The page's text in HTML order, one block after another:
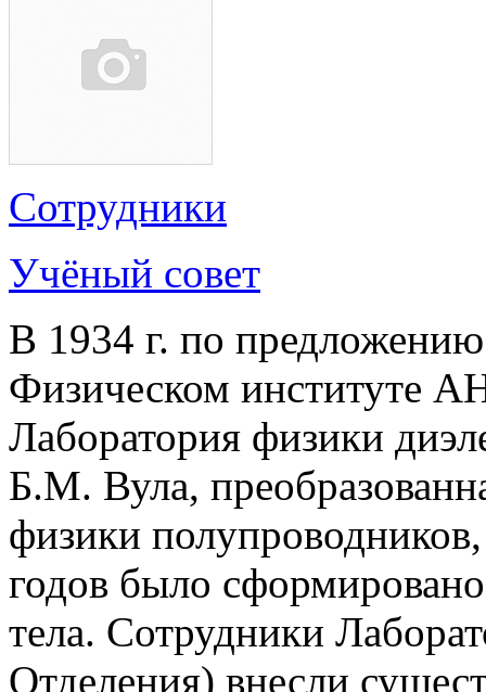
Сотрудники
Учёный совет
В 1934 г. по
Физическом институте
Лаборатория физики
Б.М. Вула,
физики
годов было
тела. Сотрудники
Отделения) внесли